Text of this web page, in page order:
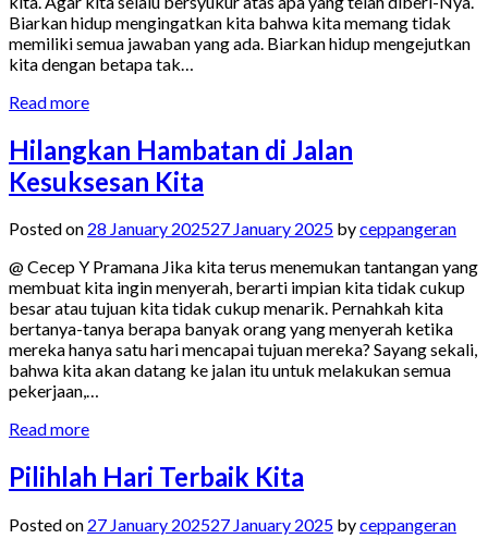
Biarkan hidup mengingatkan kita bahwa kita memang tidak
memiliki semua jawaban yang ada. Biarkan hidup mengejutkan
kita dengan betapa tak…
Read more
Hilangkan Hambatan di Jalan
Kesuksesan Kita
Posted on 28 January 202527 January 2025 byceppangeran
@ Cecep Y Pramana Jika kita terus menemukan tantangan yang
membuat kita ingin menyerah, berarti impian kita tidak cukup
besar atau tujuan kita tidak cukup menarik. Pernahkah kita
bertanya-tanya berapa banyak orang yang menyerah ketika
mereka hanya satu hari mencapai tujuan mereka? Sayang sekali,
bahwa kita akan datang ke jalan itu untuk melakukan semua
pekerjaan,…
Read more
Pilihlah Hari Terbaik Kita
Posted on 27 January 202527 January 2025 byceppangeran